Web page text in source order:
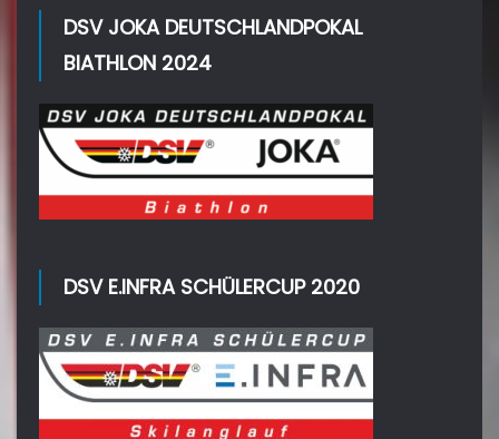
DSV JOKA DEUTSCHLANDPOKAL
BIATHLON 2024
DSV E.INFRA SCHÜLERCUP 2020